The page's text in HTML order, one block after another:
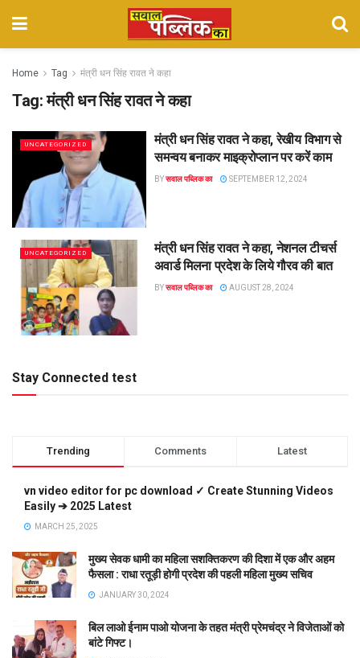
Home Tag मंत्री धन सिंह रावत ने कहा
Tag:मंत्री धन सिंह रावत ने कहा
UNCATEGORIZED
मंत्री धन सिंह रावत ने कहा, रेखीय विभाग से
समन्वय बनाकर माइक्रोप्लान पर करें काम
BYसवाल पब्लिक का SEPTEMBER 12, 2024
UNCATEGORIZED
मंत्री धन सिंह रावत ने कहा, नेशनल टीचर्स
अवार्ड मिलना प्रदेश के लिये गौरव की बात
BYसवाल पब्लिक का AUGUST 28, 2024
Stay Connected test
Trending Comments Latest
vn video editor for pc download ✓ Create Stunning Videos
Easily ➔ 2025 Latest
MARCH 25, 2025
मुख्य सेवक धामी का महिला सशक्तिकरण की दिशा में एक और अहम
फैसला : राधा रतूड़ी होगी प्रदेश की पहली महिला मुख्य सचिव
JANUARY 30, 2024
बिल लाओ ईनाम पाओ योजना के तहत मंत्री प्रेमचंद्र ने विजेताओं को
बांटे गिफ्ट।